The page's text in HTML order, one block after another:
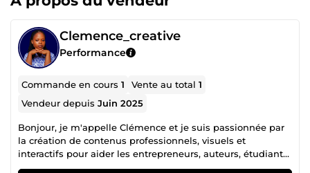
Clemence_creative
Performance
Commande en cours1 Vente au total1
Vendeur depuisJuin 2025
Bonjour, je m'appelle Clémence et je suis passionnée par
la création de contenus professionnels, visuels et
interactifs pour aider les entrepreneurs, auteurs, étudiants
ou créateurs de contenu à valoriser leurs projets. J’utilise